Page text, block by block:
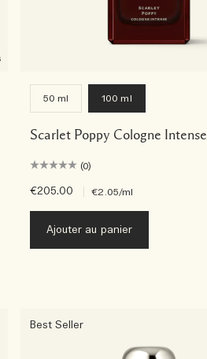
50 ml 100 ml
Scarlet Poppy Cologne Intense
(0)
€205.00 €2.05/ml
Ajouter au panier
Best Seller